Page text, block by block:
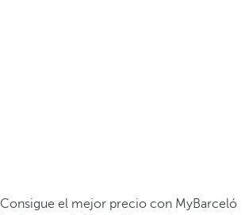
Consigue el mejor precio con MyBarceló